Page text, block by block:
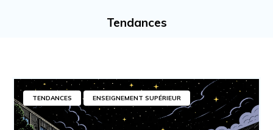
Tendances
TENDANCES ENSEIGNEMENT SUPÉRIEUR